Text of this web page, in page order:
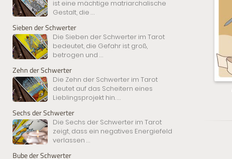
ist eine mächtige matriarchalische
Gestalt, die ...
Sieben der Schwerter
Die Sieben der Schwerter im Tarot
bedeutet, die Gefahr ist groß,
betrogen und ...
Zehn der Schwerter
Die Zehn der Schwerter im Tarot
deutet auf das Scheitern eines
Lieblingsprojekt hin....
Sechs der Schwerter
Die Sechs der Schwerter im Tarot
zeigt, dass ein negatives Energiefeld
verlassen ...
Bube der Schwerter